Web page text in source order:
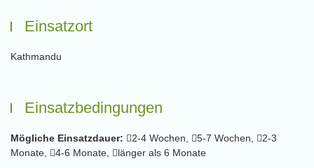
Einsatzort
Kathmandu
Einsatzbedingungen
Mögliche Einsatzdauer: 2-4 Wochen, 5-7 Wochen,
2-3
Monate,
4-6 Monate,
länger als 6 Monate